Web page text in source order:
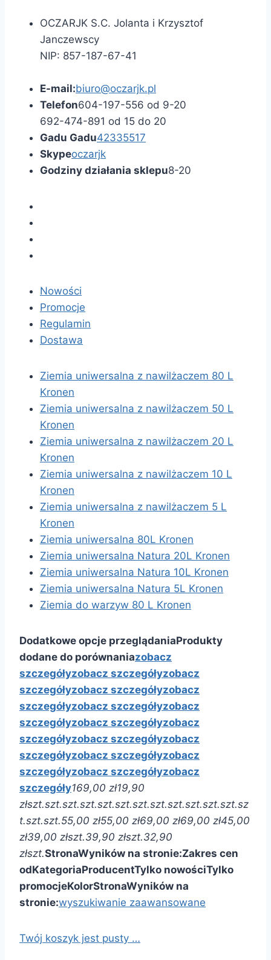
OCZARJK S.C. Jolanta i Krzysztof
Janczewscy
NIP: 857-187-67-41
E-mail:biuro@oczarjk.pl
Telefon604-197-556 od 9-20
692-474-891 od 15 do 20
Gadu Gadu42335517
Skypeoczarjk
Godziny działania sklepu8-20
Nowości
Promocje
Regulamin
Dostawa
Ziemia uniwersalna z nawilżaczem 80 L
Kronen
Ziemia uniwersalna z nawilżaczem 50 L
Kronen
Ziemia uniwersalna z nawilżaczem 20 L
Kronen
Ziemia uniwersalna z nawilżaczem 10 L
Kronen
Ziemia uniwersalna z nawilżaczem 5 L
Kronen
Ziemia uniwersalna 80L Kronen
Ziemia uniwersalna Natura 20L Kronen
Ziemia uniwersalna Natura 10L Kronen
Ziemia uniwersalna Natura 5L Kronen
Ziemia do warzyw 80 L Kronen
Dodatkowe opcje przeglądaniaProdukty
dodane do porównaniazobacz
szczegółyzobacz szczegółyzobacz
szczegółyzobacz szczegółyzobacz
szczegółyzobacz szczegółyzobacz
szczegółyzobacz szczegółyzobacz
szczegółyzobacz szczegółyzobacz
szczegółyzobacz szczegółyzobacz
szczegółyzobacz szczegółyzobacz
szczegóły169,00 zł19,90
złszt.szt.szt.szt.szt.szt.szt.szt.szt.szt.szt.szt.sz
t.szt.szt.55,00 zł55,00 zł69,00 zł69,00 zł45,00
zł39,00 złszt.39,90 złszt.32,90
złszt.StronaWyników na stronie:Zakres cen
odKategoriaProducentTylko nowościTylko
promocjeKolorStronaWyników na
stronie:wyszukiwanie zaawansowane
Twój koszyk jest pusty …